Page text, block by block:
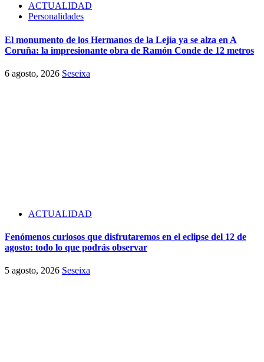
ACTUALIDAD
Personalidades
El monumento de los Hermanos de la Lejía ya se alza en A
Coruña: la impresionante obra de Ramón Conde de 12 metros
6 agosto, 2026 Seseixa
ACTUALIDAD
Fenómenos curiosos que disfrutaremos en el eclipse del 12 de
agosto: todo lo que podrás observar
5 agosto, 2026 Seseixa